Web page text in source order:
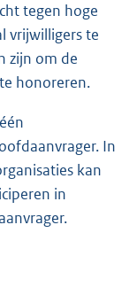
tegen hoge
vrijwilligers te
zijn om de
honoreren.
In
kan
in